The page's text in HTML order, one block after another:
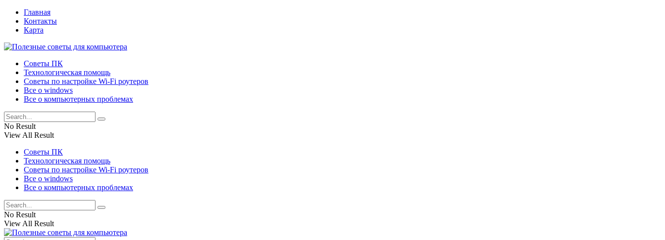
Главная
Контакты
Карта
Советы ПК
Технологическая помощь
Советы по настройке Wi-Fi роутеров
Все о windows
Все о компьютерных проблемах
No Result
View All Result
Советы ПК
Технологическая помощь
Советы по настройке Wi-Fi роутеров
Все о windows
Все о компьютерных проблемах
No Result
View All Result